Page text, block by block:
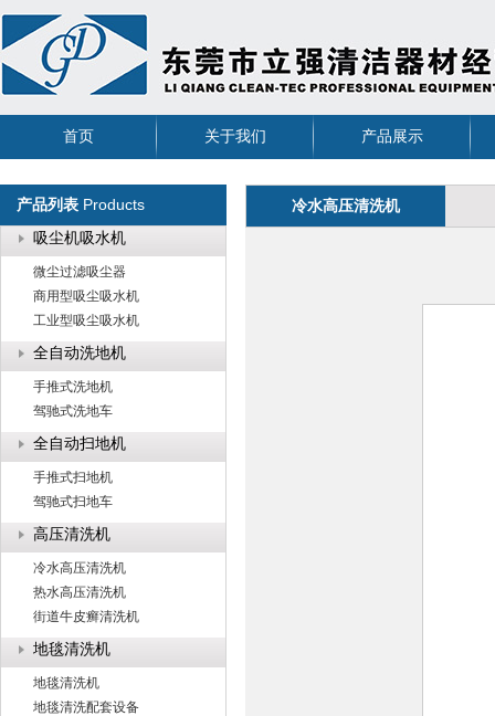
首页 关于我们 产品展示
产品列表 Products
吸尘机吸水机
微尘过滤吸尘器
商用型吸尘吸水机
工业型吸尘吸水机
全自动洗地机
手推式洗地机
驾驰式洗地车
全自动扫地机
手推式扫地机
驾驰式扫地车
高压清洗机
冷水高压清洗机
热水高压清洗机
街道牛皮癣清洗机
地毯清洗机
地毯清洗机
地毯清洗配套设备
冷水高压清洗机